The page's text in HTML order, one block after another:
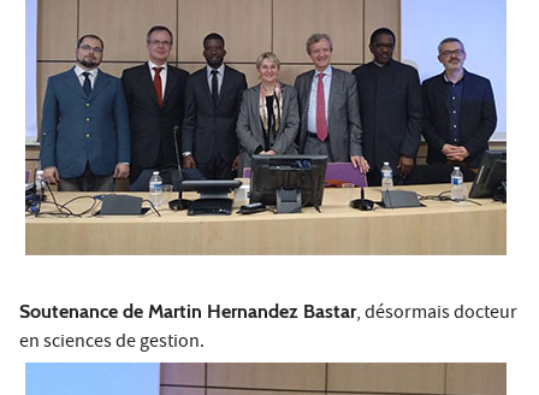
Soutenance de Martin Hernandez Bastar, désormais docteur
en sciences de gestion.